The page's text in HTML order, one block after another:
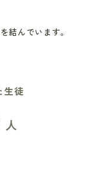
結んでいます。
生徒
人